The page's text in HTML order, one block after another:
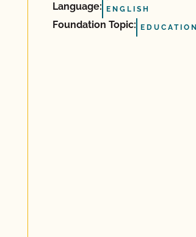
Language: ENGLISH
Foundation Topic: EDUCATION